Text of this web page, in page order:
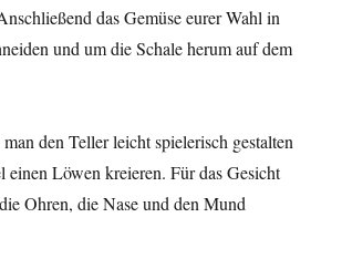
das Gemüse eurer Wahl in
und um die Schale herum auf dem
den Teller leicht spielerisch gestalten
einen Löwen kreieren. Für das Gesicht
Ohren, die Nase und den Mund